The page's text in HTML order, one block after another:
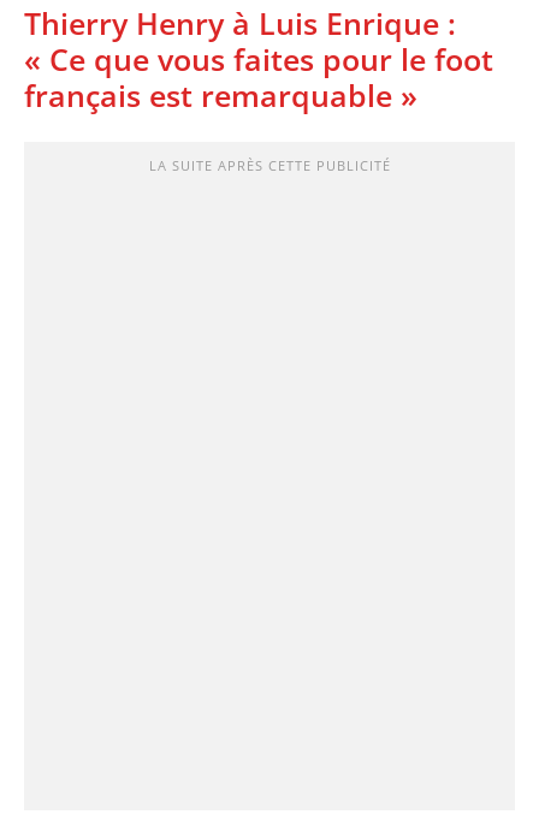
Thierry Henry à Luis Enrique :
« Ce que vous faites pour le foot
français est remarquable »
LA SUITE APRÈS CETTE PUBLICITÉ